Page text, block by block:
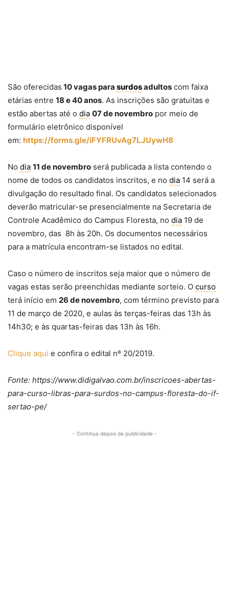
São oferecidas 10 vagas para surdosadultos com faixa
etárias entre 18 e 40 anos. As inscrições são gratuitas e
estão abertas até o dia 07 de novembro por meio de
formulário eletrônico disponível
em: https://forms.gle/iFYFRUvAg7LJUywH8
No dia 11 de novembro será publicada a lista contendo o
nome de todos os candidatos inscritos, e no dia 14 será a
divulgação do resultado final. Os candidatos selecionados
deverão matricular-se presencialmente na Secretaria de
Controle Acadêmico do Campus Floresta, no dia 19 de
novembro, das 8h às 20h. Os documentos necessários
para a matrícula encontram-se listados no edital.
Caso o número de inscritos seja maior que o número de
vagas estas serão preenchidas mediante sorteio. O curso
terá início em 26 de novembro, com término previsto para
11 de março de 2020, e aulas às terças-feiras das 13h às
14h30; e às quartas-feiras das 13h às 16h.
Clique aqui e confira o edital nº 20/2019.
Fonte: https://www.didigalvao.com.br/inscricoes-abertas-
para-curso-libras-para-surdos-no-campus-floresta-do-if-
sertao-pe/
- Continua depois da publicidade -